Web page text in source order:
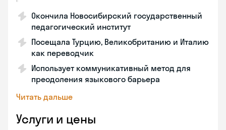
Окончила Новосибирский государственный
педагогический институт
Посещала Турцию, Великобританию и Италию
как переводчик
Использует коммуникативный метод для
преодоления языкового барьера
Читать дальше
Услуги и цены